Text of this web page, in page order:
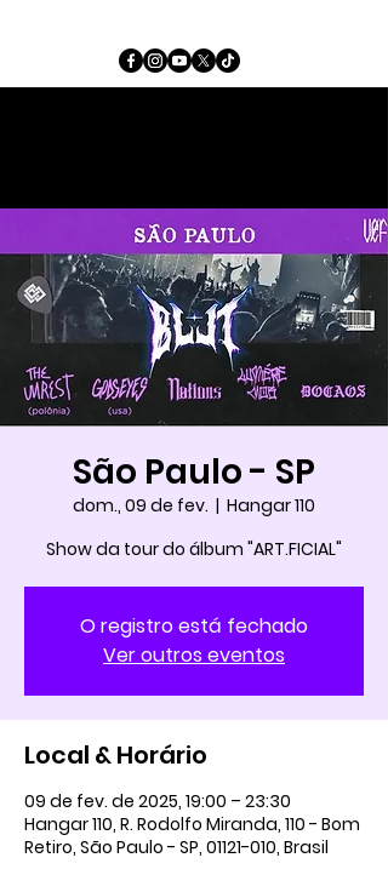
São Paulo - SP
dom., 09 de fev.
  |
Hangar 110
Show da tour do álbum "ART.FICIAL"
O registro está fechado
Ver outros eventos
Local & Horário
09 de fev. de 2025, 19:00 – 23:30
Hangar 110, R. Rodolfo Miranda, 110 - Bom
Retiro, São Paulo - SP, 01121-010, Brasil